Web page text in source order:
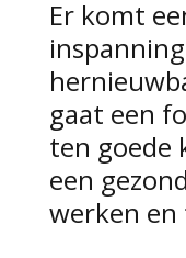
Er komt
gaat een
ten goede
een
werken